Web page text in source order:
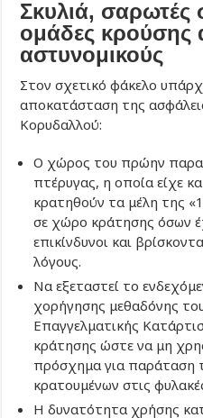
Σκυλιά, σαρωτές
ομάδες
αστυνομικούς
Στον σχετικό φάκελο
αποκατάσταση της
Κορυδαλλού:
Ο χώρος του πρώην
πτέρυγας, η οποία είχε
κρατηθούν τα μέλη της
σε χώρο κράτησης όσων
επικίνδυνοι και
λόγους.
Να εξεταστεί το
χορήγησης μεθαδόνης
Επαγγελματικής
κράτησης ώστε να μη
πρόσχημα για παράταση
κρατουμένων στις
Η δυνατότητα χρήσης